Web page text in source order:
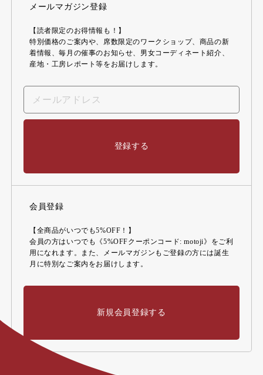
メールマガジン登録
【読者限定のお得情報も！】
特別価格のご案内や、席数限定のワークショップ、商品の新
着情報、毎月の催事のお知らせ、男女コーディネート紹介、
産地・工房レポート等をお届けします。
登録する
会員登録
【全商品がいつでも5%OFF！】
会員の方はいつでも《5%OFFクーポンコード: motoji》をご利
用になれます。また、メールマガジンもご登録の方には誕生
月に特別なご案内をお届けします。
新規会員登録する